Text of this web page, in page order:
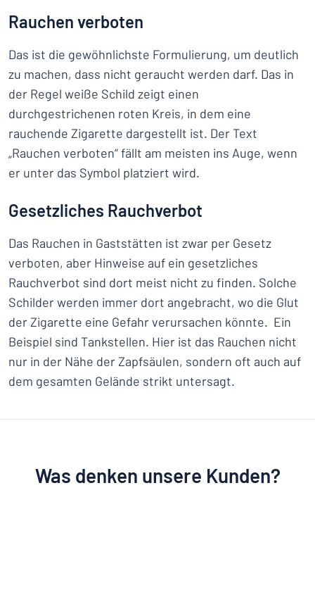
Rauchen verboten
Das ist die gewöhnlichste Formulierung, um deutlich
zu machen, dass nicht geraucht werden darf. Das in
der Regel weiße Schild zeigt einen
durchgestrichenen roten Kreis, in dem eine
rauchende Zigarette dargestellt ist. Der Text
„Rauchen verboten“ fällt am meisten ins Auge, wenn
er unter das Symbol platziert wird.
Gesetzliches Rauchverbot
Das Rauchen in Gaststätten ist zwar per Gesetz
verboten, aber Hinweise auf ein gesetzliches
Rauchverbot sind dort meist nicht zu finden. Solche
Schilder werden immer dort angebracht, wo die Glut
der Zigarette eine Gefahr verursachen könnte. Ein
Beispiel sind Tankstellen. Hier ist das Rauchen nicht
nur in der Nähe der Zapfsäulen, sondern oft auch auf
dem gesamten Gelände strikt untersagt.
Was denken unsere Kunden?